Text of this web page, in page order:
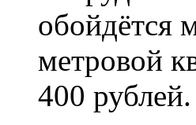
обойдётся
метровой
400 рублей.